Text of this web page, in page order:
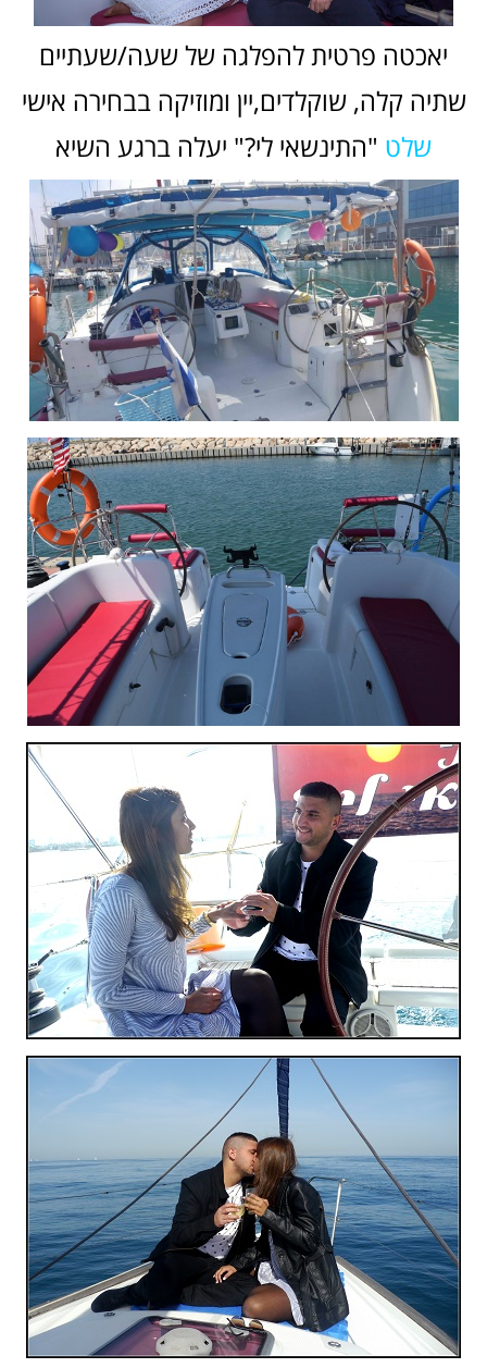
יאכטה פרטית להפלגה של שעה/שעתיים
שתיה קלה, שוקלדים,יין ומוזיקה בבחירה אישי
שלט "התינשאי לי?" יעלה ברגע השיא